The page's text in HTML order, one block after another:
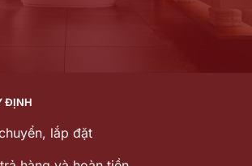
ĐỊNH
lắp đặt